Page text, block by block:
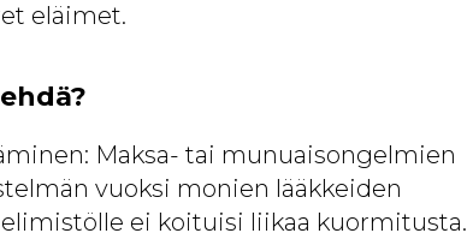
eläimet.
Maksa- tai munuaisongelmien
vuoksi monien lääkkeiden
ei koituisi liikaa kuormitusta.